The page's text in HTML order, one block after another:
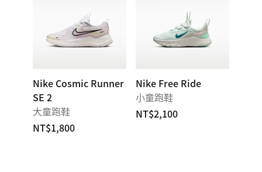
Nike Cosmic Runner
SE 2
大童跑鞋
NT$1,800
Nike Free Ride
小童跑鞋
NT$2,100